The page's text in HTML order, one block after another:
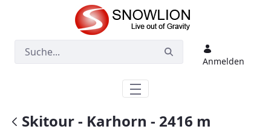
Zum Hauptinhalt springen
Anmelden
Skitour - Karhorn - 2416 m